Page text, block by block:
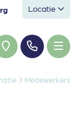
Locatie
Medewerkers